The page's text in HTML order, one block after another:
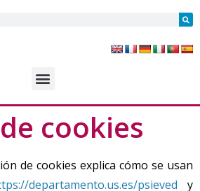
cookies
de cookies explica cómo se usan
departamento.us.es/psieved y